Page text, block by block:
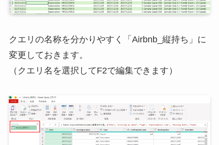
クエリの名称を分かりやすく「Airbnb_縦持ち」に
変更しておきます。
（クエリ名を選択してF2で編集できます）